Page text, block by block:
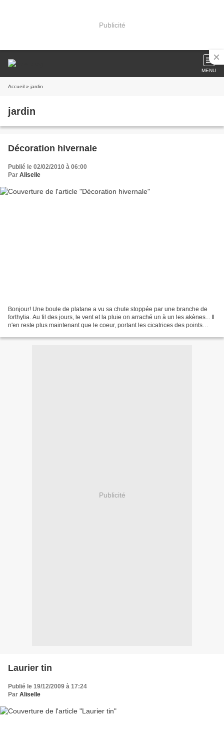
Publicité
MENU
Accueil » jardin
jardin
Décoration hivernale
Publié le 02/02/2010 à 06:00
Par Aliselle
Bonjour! Une boule de platane a vu sa chute stoppée par une branche de
forthytia. Au fil des jours, le vent et la pluie on arraché un à un les akènes... Il
n'en reste plus maintenant que le coeur, portant les cicatrices des points
Publicité
Laurier tin
Publié le 19/12/2009 à 17:24
Par Aliselle